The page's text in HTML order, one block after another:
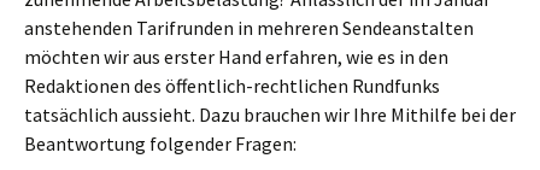
anstehenden Tarifrunden in mehreren Sendeanstalten
möchten wir aus erster Hand erfahren, wie es in den
Redaktionen des öffentlich-rechtlichen Rundfunks
tatsächlich aussieht. Dazu brauchen wir Ihre Mithilfe bei der
Beantwortung folgender Fragen: